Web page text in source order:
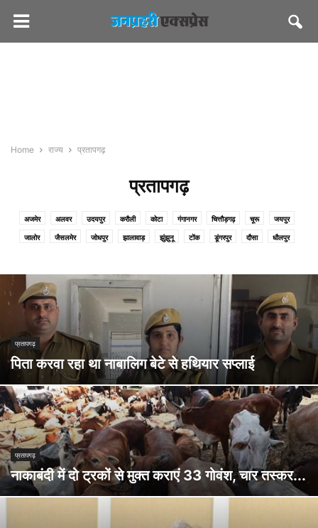
Home राज्य प्रतापगढ़
प्रतापगढ़
अजमेर अलवर उदयपुर करौली कोटा गंगानगर चित्तौड़गढ़ चूरू जयपुर
जालोर जैसलमेर जोधपुर झालावाड़ झुंझुनू टोंक डूंगरपुर दौसा धौलपुर
भीलवाड़ा राजसमंद सवाईमाधोपुर सिरोही सीकर हनुमानगढ़
प्रतापगढ़
पिता करवा रहा था नाबालिग बेटे से हथियार सप्लाई
प्रतापगढ़
नाकाबंदी में दो ट्रकों से मुक्त कराएं 33 गोवंश, चार तस्कर...